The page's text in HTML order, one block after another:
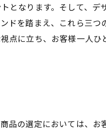
となります。そして、デ
ドを踏まえ、これら三つ
点に立ち、お客様一人ひ
品の選定においては、お